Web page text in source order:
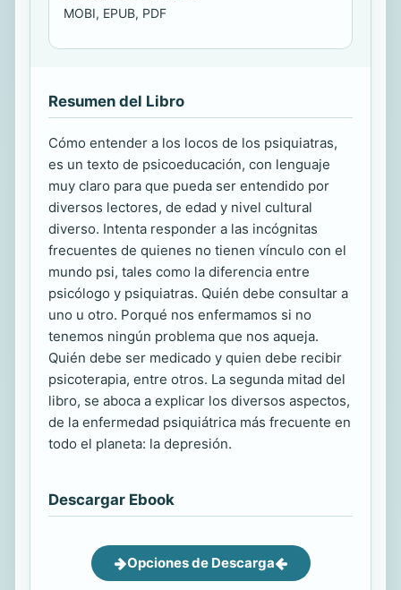
MOBI, EPUB, PDF
Resumen del Libro
Cómo entender a los locos de los psiquiatras,
es un texto de psicoeducación, con lenguaje
muy claro para que pueda ser entendido por
diversos lectores, de edad y nivel cultural
diverso. Intenta responder a las incógnitas
frecuentes de quienes no tienen vínculo con el
mundo psi, tales como la diferencia entre
psicólogo y psiquiatras. Quién debe consultar a
uno u otro. Porqué nos enfermamos si no
tenemos ningún problema que nos aqueja.
Quién debe ser medicado y quien debe recibir
psicoterapia, entre otros. La segunda mitad del
libro, se aboca a explicar los diversos aspectos,
de la enfermedad psiquiátrica más frecuente en
todo el planeta: la depresión.
Descargar Ebook
Opciones de Descarga